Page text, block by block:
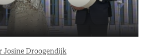
Josine Droogendijk